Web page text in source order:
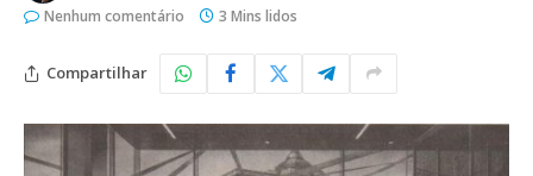
Nenhum comentário
3 Mins lidos
Compartilhar